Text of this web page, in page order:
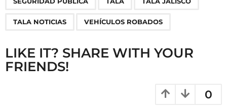
TALA NOTICIAS VEHÍCULOS ROBADOS
LIKE IT? SHARE WITH YOUR
FRIENDS!
0